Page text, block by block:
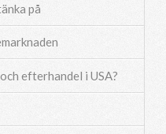
på
efterhandel i USA?